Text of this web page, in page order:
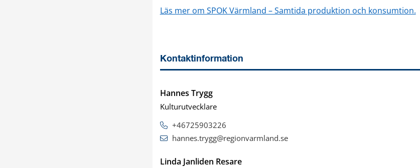
Läs mer om SPOK Värmland – Samtida produktion och konsumtion.
Kontaktinformation
Hannes Trygg
Kulturutvecklare
+46725903226
hannes.trygg@regionvarmland.se
Linda Janliden Resare